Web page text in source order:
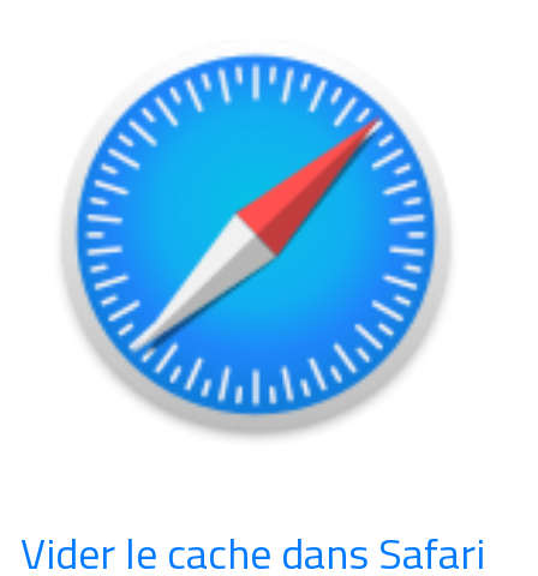
Vider le cache dans Safari